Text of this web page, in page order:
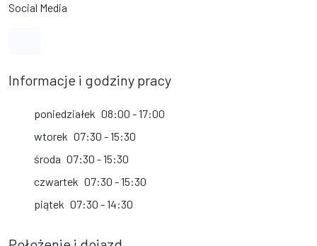
Social Media
Informacje i godziny pracy
poniedziałek 08:00 - 17:00
wtorek 07:30 - 15:30
środa 07:30 - 15:30
czwartek 07:30 - 15:30
piątek 07:30 - 14:30